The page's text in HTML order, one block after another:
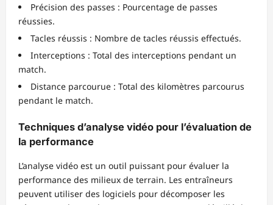
Précision des passes : Pourcentage de passes
réussies.
Tacles réussis : Nombre de tacles réussis effectués.
Interceptions : Total des interceptions pendant un
match.
Distance parcourue : Total des kilomètres parcourus
pendant le match.
Techniques d’analyse vidéo pour l’évaluation de
la performance
L’analyse vidéo est un outil puissant pour évaluer la
performance des milieux de terrain. Les entraîneurs
peuvent utiliser des logiciels pour décomposer les